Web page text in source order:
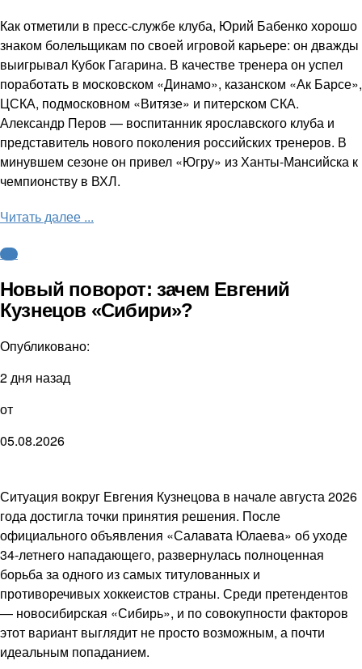
Как отметили в пресс-службе клуба, Юрий Бабенко хорошо
знаком болельщикам по своей игровой карьере: он дважды
выигрывал Кубок Гагарина. В качестве тренера он успел
поработать в московском «Динамо», казанском «Ак Барсе»,
ЦСКА, подмосковном «Витязе» и питерском СКА.
Александр Перов — воспитанник ярославского клуба и
представитель нового поколения российских тренеров. В
минувшем сезоне он привел «Югру» из Ханты-Мансийска к
чемпионству в ВХЛ.
Читать далее ...
КХЛ
Новый поворот: зачем Евгений
Кузнецов «Сибири»?
Опубликовано:
2 дня назад
от
05.08.2026
Ситуация вокруг Евгения Кузнецова в начале августа 2026
года достигла точки принятия решения. После
официального объявления «Салавата Юлаева» об уходе
34-летнего нападающего, развернулась полноценная
борьба за одного из самых титулованных и
противоречивых хоккеистов страны. Среди претендентов
— новосибирская «Сибирь», и по совокупности факторов
этот вариант выглядит не просто возможным, а почти
идеальным попаданием.